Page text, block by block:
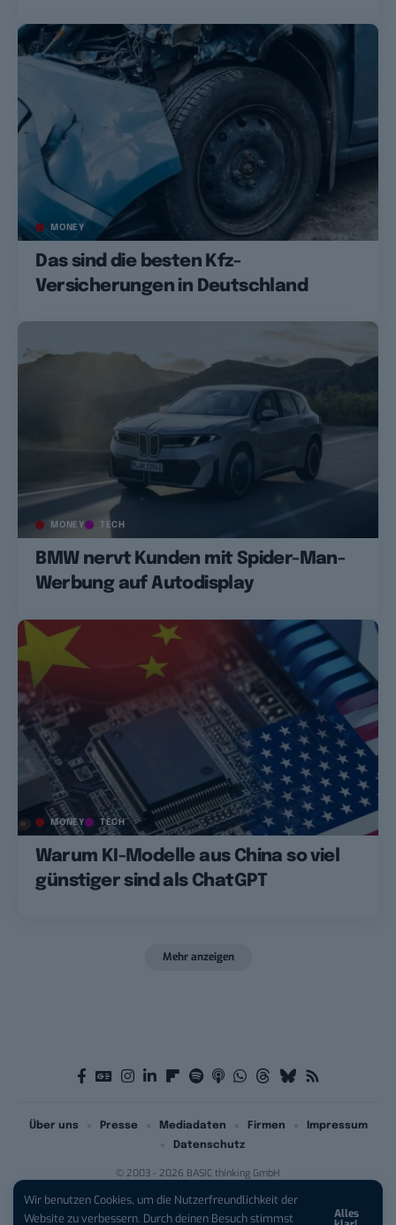
Wir benutzen Cookies, um die Nutzerfreundlichkeit der
Website zu verbessern. Durch deinen Besuch stimmst
Alles
MONEY
Das sind die besten Kfz-
Versicherungen in Deutschland
MONEY TECH
BMW nervt Kunden mit Spider-Man-
Werbung auf Autodisplay
MONEY TECH
Warum KI-Modelle aus China so viel
günstiger sind als ChatGPT
Mehr anzeigen
© 2003 - 2026 BASIC thinking GmbH
Über uns Presse Mediadaten Firmen
Impressum
Datenschutz
iPhone 17 Pro sichern:Für 1 € +